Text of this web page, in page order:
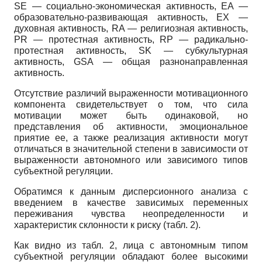
SE — социально-экономическая активность, EA —
образовательно-развивающая активность, EX
—
духовная активность, RA — религиозная активность,
PR
— протестная активность, RP
— радикально-
протестная активность, SK
— субкультурная
активность,GSA
— общая разнонаправленная
активность.
Отсутствие различий выраженности моти­вационного
компонента свидетельствует о том, что сила
мотивации может быть одинаковой, но
представления об активности, эмоциональное
приятие ее, а также реализация активности могут
отличаться в значительной степени в зависимости от
выраженности автономного или зависимого типов
субъектной регуляции.
Обратимся к данным дисперсионного анализа с
введением в качестве зависимых переменных
переживания чувства неопределенности и
характеристик склонности к риску (табл. 2).
Как видно из табл. 2, лица с автономным типом
субъектной регуляции обладают более высокими